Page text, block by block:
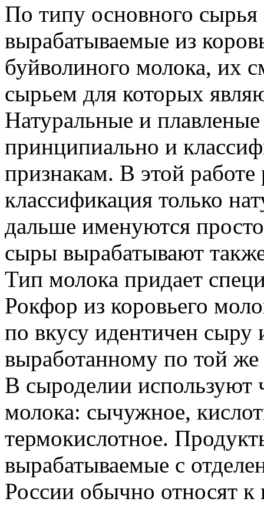
По типу основного
вырабатываемые из
буйволиного молока, их
сырьем для которых
Натуральные и
принципиально и
признакам. В этой работе
классификация только
дальше именуются
сыры вырабатывают
Тип молока придает
Рокфор из коровьего
по вкусу идентичен сыру
выработанному по той же
В сыроделии используют
молока: сычужное,
термокислотное.
вырабатываемые с
России обычно относят